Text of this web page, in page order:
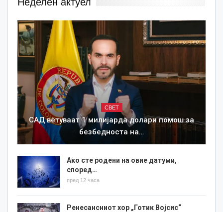
СВЕТ
САД ветуваат 1 милијарда долари помош за
безбедноста на…
Ако сте родени на овие датуми,
според…
пред 12 часа
Ренесансниот хор „Готик Војсис“